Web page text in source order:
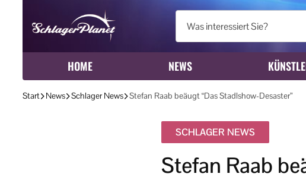
HOME NEWS
Start News Schlager News Stefan Raab beäugt “Das Stadlshow-Desaster”
SCHLAGER NEWS
Stefan Raab